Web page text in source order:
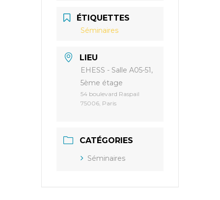
ÉTIQUETTES
Séminaires
LIEU
EHESS - Salle A05-51,
5ème étage
54 boulevard Raspail
75006, Paris
CATÉGORIES
Séminaires